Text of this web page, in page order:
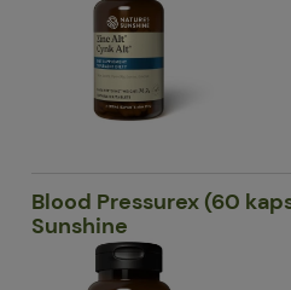
Blood Pressurex (60
Sunshine